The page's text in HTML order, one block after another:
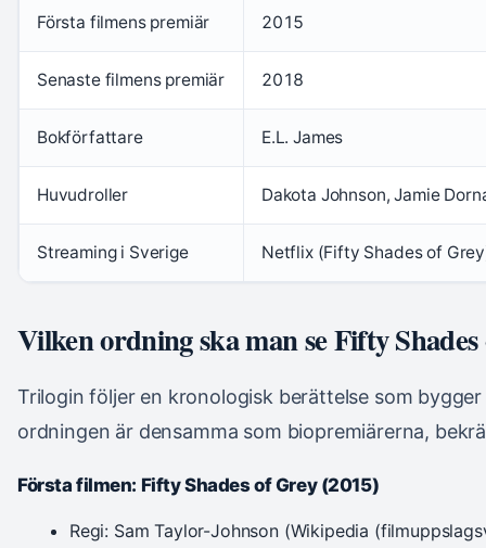
Första filmens premiär 2015
Senaste filmens premiär 2018
Bokförfattare E.L. James
Huvudroller Dakota Johnson, Jamie
Streaming i Sverige Netflix (Fifty Shades of
Vilken ordning ska man se Fifty
Trilogin följer en kronologisk berättelse som
ordningen är densamma som biopremiärerna,
Första filmen: Fifty Shades of Grey (2015)
Regi: Sam Taylor-Johnson (Wikipedia